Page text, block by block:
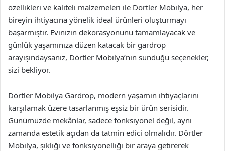
özellikleri ve kaliteli malzemeleri ile Dörtler Mobilya, her
bireyin ihtiyacına yönelik ideal ürünleri oluşturmayı
başarmıştır. Evinizin dekorasyonunu tamamlayacak ve
günlük yaşamınıza düzen katacak bir gardrop
arayışındaysanız, Dörtler Mobilya’nın sunduğu seçenekler,
sizi bekliyor.
Dörtler Mobilya Gardrop, modern yaşamın ihtiyaçlarını
karşılamak üzere tasarlanmış eşsiz bir ürün serisidir.
Günümüzde mekânlar, sadece fonksiyonel değil, aynı
zamanda estetik açıdan da tatmin edici olmalıdır. Dörtler
Mobilya, şıklığı ve fonksiyonelliği bir araya getirerek